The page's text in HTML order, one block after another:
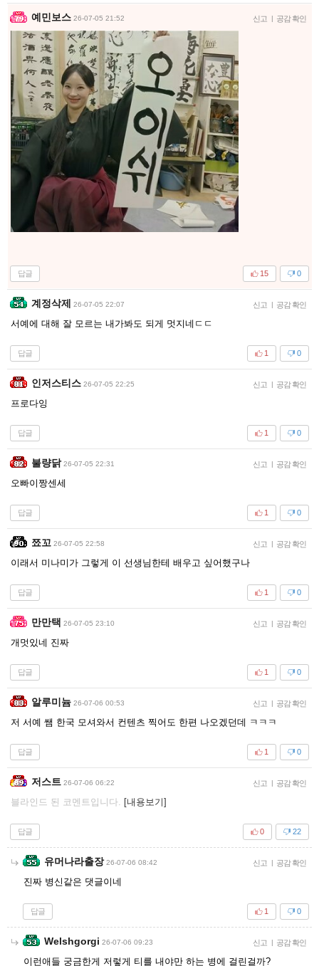
예민보스 26-07-05 21:52 신고 | 공감 확인
답글 0
15
계정삭제 26-07-05 22:07 신고 | 공감 확인
서예에 대해 잘 모르는 내가봐도 되게 멋지네ㄷㄷ
답글 0
1
인저스티스 26-07-05 22:25 신고 | 공감 확인
프로다잉
답글 0
1
불량닭 26-07-05 22:31 신고 | 공감 확인
오빠이짱센세
답글 0
1
쬬꼬 26-07-05 22:58 신고 | 공감 확인
이래서 미나미가 그렇게 이 선생님한테 배우고 싶어했구나
답글 0
1
만만택 26-07-05 23:10 신고 | 공감 확인
개멋있네 진짜
답글 0
1
알루미늄 26-07-06 00:53 신고 | 공감 확인
저 서예 쌤 한국 모셔와서 컨텐츠 찍어도 한편 나오겠던데 ㅋㅋㅋ
답글 0
1
저스트 26-07-06 06:22 신고 | 공감 확인
블라인드 된 코멘트입니다. [내용보기]
답글 22
0
유머나라출장 26-07-06 08:42 신고 | 공감 확인
진짜 병신같은 댓글이네
답글 0
1
Welshgorgi 26-07-06 09:23 신고 | 공감 확인
이런애들 궁금한게 저렇게 티를 내야만 하는 병에 걸린걸까?